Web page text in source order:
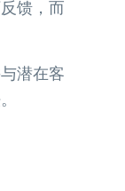
馈，而
潜在客